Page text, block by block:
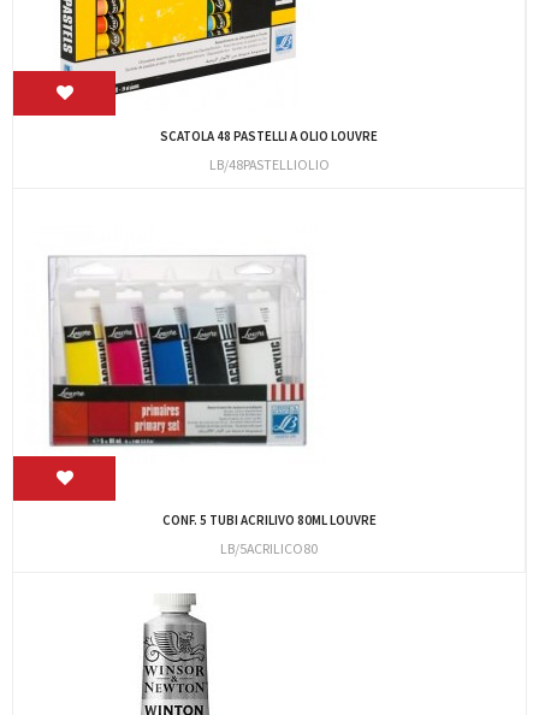
SCATOLA 48 PASTELLI A OLIO LOUVRE
LB/48PASTELLIOLIO
CONF. 5 TUBI ACRILIVO 80ML LOUVRE
LB/5ACRILICO80